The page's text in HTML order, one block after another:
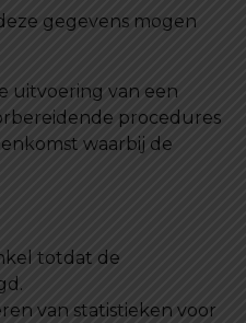
gegevens mogen
uitvoering van een
procedures
waarbij de
totdat de
van statistieken voor